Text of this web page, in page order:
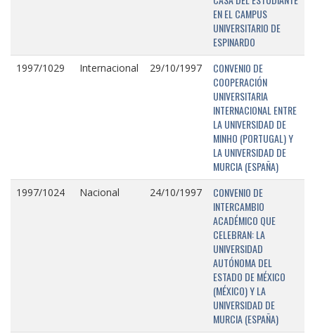
EN EL CAMPUS
UNIVERSITARIO DE
ESPINARDO
1997/1029 Internacional 29/10/1997
CONVENIO DE
COOPERACIÓN
UNIVERSITARIA
INTERNACIONAL ENTRE
LA UNIVERSIDAD DE
MINHO (PORTUGAL) Y
LA UNIVERSIDAD DE
MURCIA (ESPAÑA)
1997/1024 Nacional 24/10/1997
CONVENIO DE
INTERCAMBIO
ACADÉMICO QUE
CELEBRAN: LA
UNIVERSIDAD
AUTÓNOMA DEL
ESTADO DE MÉXICO
(MÉXICO) Y LA
UNIVERSIDAD DE
MURCIA (ESPAÑA)